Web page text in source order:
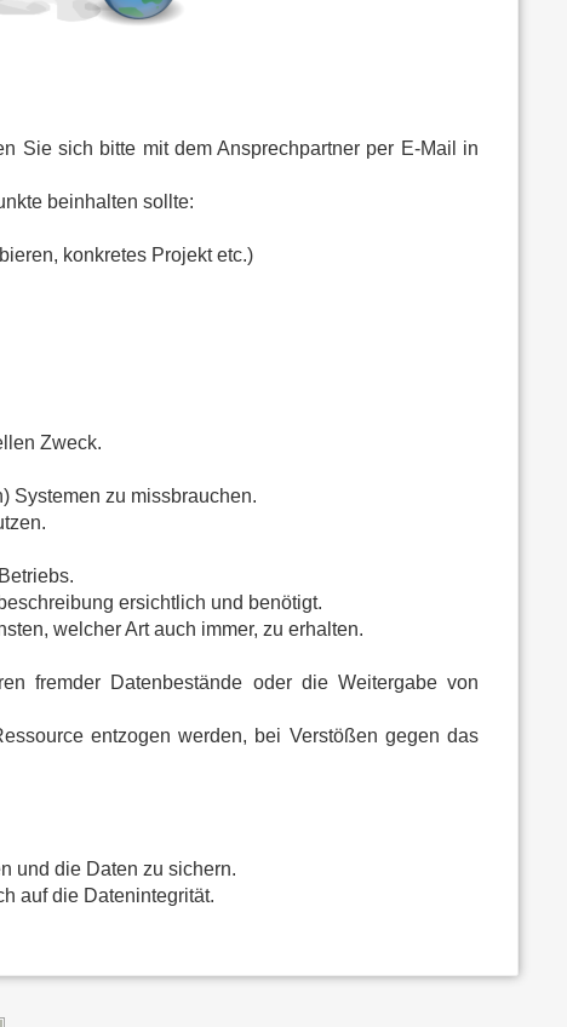
Sie sich bitte mit dem Ansprechpartner per E-Mail in
beinhalten sollte:
konkretes Projekt etc.)
Zweck.
Systemen zu missbrauchen.
ersichtlich und benötigt.
welcher Art auch immer, zu erhalten.
fremder Datenbestände oder die Weitergabe von
entzogen werden, bei Verstößen gegen das
und die Daten zu sichern.
auf die Datenintegrität.